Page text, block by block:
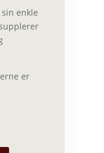
enkle
er